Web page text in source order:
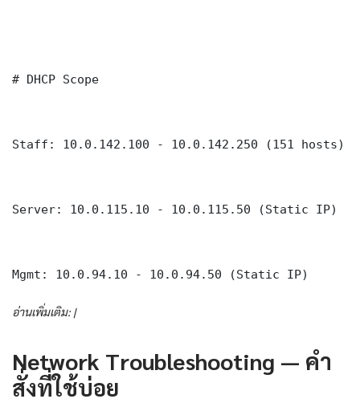
# DHCP Scope
Staff: 10.0.142.100 - 10.0.142.250 (151 hosts)
Server: 10.0.115.10 - 10.0.115.50 (Static IP)
Mgmt: 10.0.94.10 - 10.0.94.50 (Static IP)
อ่านเพิ่มเติม: |
Network Troubleshooting — คำ
สั่งที่ใช้บ่อย